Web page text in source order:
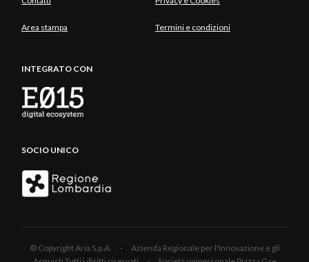
Area stampa Termini e condizioni
INTEGRATO CON
SOCIO UNICO
© Copyright Aria S.p.A. - Azienda Regionale per l'Innovazione e gli